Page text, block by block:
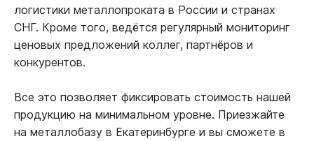
логистики металлопроката в России и странах
СНГ. Кроме того, ведётся регулярный мониторинг
ценовых предложений коллег, партнёров и
конкурентов.
Все это позволяет фиксировать стоимость нашей
продукцию на минимальном уровне. Приезжайте
на металлобазу в Екатеринбурге и вы сможете в